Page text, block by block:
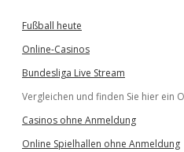
Fußball heute
Online-Casinos
Bundesliga Live Stream
Vergleichen und finden Sie hier ein
Casinos ohne Anmeldung
Online Spielhallen ohne Anmeldung